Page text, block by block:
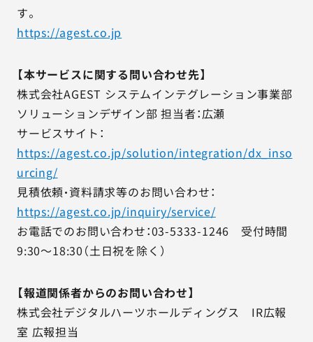
す。
https://agest.co.jp
【本サービスに関する問い合わせ先】
株式会社AGEST システムインテグレーション事業部
ソリューションデザイン部 担当者：広瀬
サービスサイト：
https://agest.co.jp/solution/integration/dx_inso
urcing/
見積依頼・資料請求等のお問い合わせ：
https://agest.co.jp/inquiry/service/
お電話でのお問い合わせ：03-5333-1246 受付時間
9:30～18:30（土日祝を除く）
【報道関係者からのお問い合わせ】
株式会社デジタルハーツホールディングス IR広報
室 広報担当